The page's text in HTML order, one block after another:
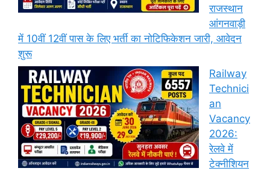
राजस्थान
आंगनवाड़ी
में 10वीं 12वीं पास के लिए भर्ती का नोटिफिकेशन जारी, आवेदन
शुरू
Railway
Technici
an
Vacancy
2026:
रेलवे में
टेक्नीशियन